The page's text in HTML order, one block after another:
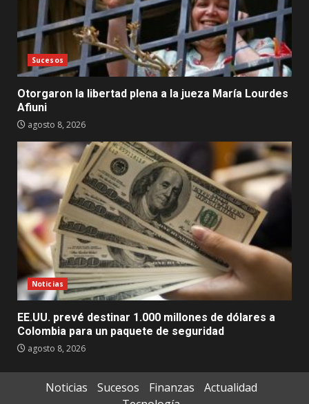
Sucesos
Otorgaron la libertad plena a la jueza María Lourdes
Afiuni
agosto 8, 2026
Noticias
EE.UU. prevé destinar 1.000 millones de dólares a
Colombia para un paquete de seguridad
agosto 8, 2026
Noticias Sucesos Finanzas
Actualidad